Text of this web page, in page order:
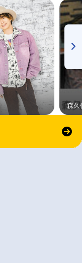
森久